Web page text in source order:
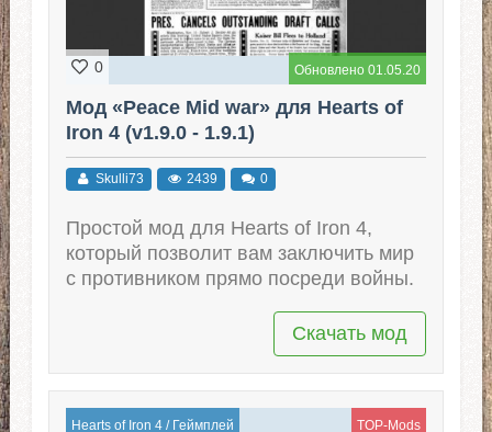
Обновлено 01.05.20
0
Мод «Peace Mid war» для Hearts of
Iron 4 (v1.9.0 - 1.9.1)
Skulli73 2439 0
Простой мод для Hearts of Iron 4,
который позволит вам заключить мир
с противником прямо посреди войны.
Скачать мод
Hearts of Iron 4/ Геймплей TOP-Mods